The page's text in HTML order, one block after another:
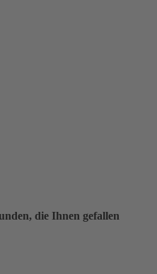
die Ihnen gefallen